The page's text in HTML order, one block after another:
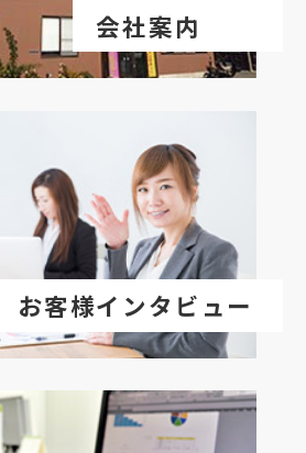
会社案内
お客様インタビュー